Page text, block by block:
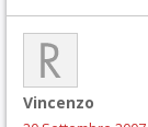
Vincenzo